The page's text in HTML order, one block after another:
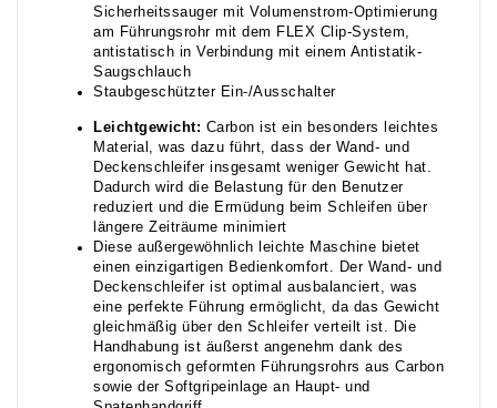
Sicherheitssauger mit Volumenstrom-Optimierung
am Führungsrohr mit dem FLEX Clip-System,
antistatisch in Verbindung mit einem Antistatik-
Saugschlauch
Staubgeschützter Ein-/Ausschalter
Leichtgewicht: Carbon ist ein besonders leichtes
Material, was dazu führt, dass der Wand- und
Deckenschleifer insgesamt weniger Gewicht hat.
Dadurch wird die Belastung für den Benutzer
reduziert und die Ermüdung beim Schleifen über
längere Zeiträume minimiert
Diese außergewöhnlich leichte Maschine bietet
einen einzigartigen Bedienkomfort. Der Wand- und
Deckenschleifer ist optimal ausbalanciert, was
eine perfekte Führung ermöglicht, da das Gewicht
gleichmäßig über den Schleifer verteilt ist. Die
Handhabung ist äußerst angenehm dank des
ergonomisch geformten Führungsrohrs aus Carbon
sowie der Softgripeinlage an Haupt- und